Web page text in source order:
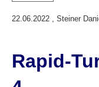
22.06.2022 , Steiner
Rapid-